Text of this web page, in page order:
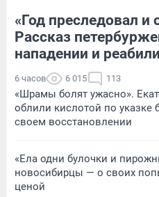
«Год преследовал и
Рассказ
нападении и
6 часов 6 015 113
«Шрамы болят ужасно».
облили кислотой по указке
своем восстановлении
«Ела одни булочки и
новосибирцы — о своих
ценой